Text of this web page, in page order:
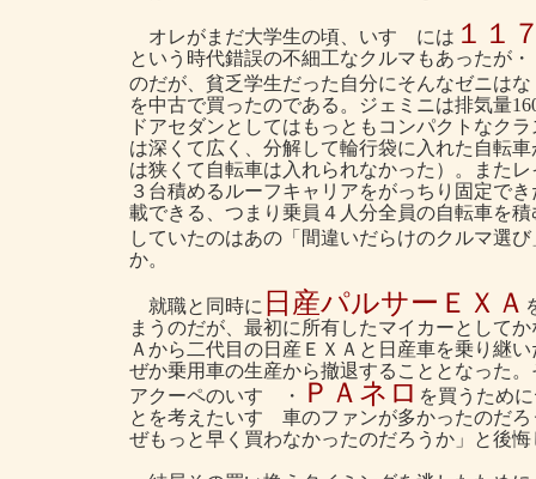
オレがまだ大学生の頃、いすゞには １１
という時代錯誤の不細工なクルマもあったが
のだが、貧乏学生だった自分にそんなゼニは
を中古で買ったのである。ジェミニは排気量
ドアセダンとしてはもっともコンパクトなク
は深くて広く、分解して輪行袋に入れた自転
は狭くて自転車は入れられなかった）。また
３台積めるルーフキャリアをがっちり固定で
載できる、つまり乗員４人分全員の自転車を
していたのはあの「間違いだらけのクルマ選
か。
就職と同時に 日産パルサーＥＸＡ
まうのだが、最初に所有したマイカーとして
Ａから二代目の日産ＥＸＡと日産車を乗り継
ぜか乗用車の生産から撤退することとなった
アクーペのいすゞ・
ＰＡネロ を買うため
とを考えたいすゞ車のファンが多かったのだ
ぜもっと早く買わなかったのだろうか」と後悔